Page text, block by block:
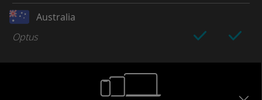
Australia
Optus